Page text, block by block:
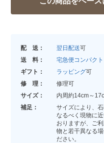
配 送： 翌日配送可
送 料：
宅急便コンパクト
ギフト：
ラッピング可
修 理：
修理可
サイズ：
内周約14cm～
補足：
サイズにより、
なるべく現物に
おりますが、ご
物と若干異なる
ださい。